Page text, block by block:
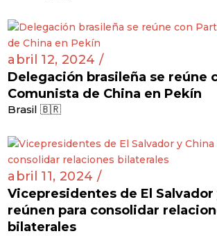
abril 12, 2024 /
Delegación brasileña se reúne
Comunista de China en Pekín
Brasil 🇧🇷
abril 11, 2024 /
Vicepresidentes de El Salvador
reúnen para consolidar
bilaterales